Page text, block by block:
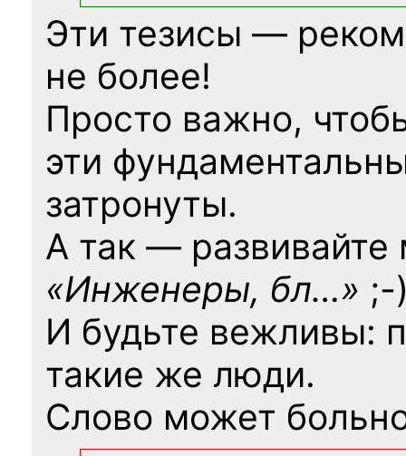
Эти тезисы —
не более!
Просто важно,
эти
затронуты.
А так — развивайте
«Инженеры, бл…» ;-
И будьте вежливы:
такие же люди.
Слово может